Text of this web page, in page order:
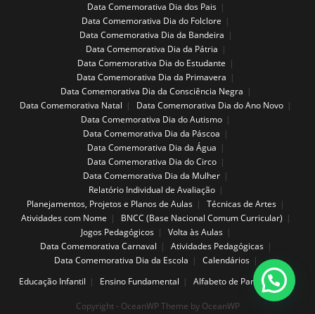
Data Comemorativa Dia dos Pais
Data Comemorativa Dia do Folclore
Data Comemorativa Dia da Bandeira
Data Comemorativa Dia da Pátria
Data Comemorativa Dia do Estudante
Data Comemorativa Dia da Primavera
Data Comemorativa Dia da Consciência Negra
Data Comemorativa Natal
Data Comemorativa Dia do Ano Novo
Data Comemorativa Dia do Autismo
Data Comemorativa Dia da Páscoa
Data Comemorativa Dia da Água
Data Comemorativa Dia do Circo
Data Comemorativa Dia da Mulher
Relatório Individual de Avaliação
Planejamentos, Projetos e Planos de Aulas
Técnicas de Artes
Atividades com Nome
BNCC (Base Nacional Comum Curricular)
Jogos Pedagógicos
Volta às Aulas
Data Comemorativa Carnaval
Atividades Pedagógicas
Data Comemorativa Dia da Escola
Calendários
Educação Infantil
Ensino Fundamental Alfabeto de Parede
Copyright - OceanWP Theme by OceanWP